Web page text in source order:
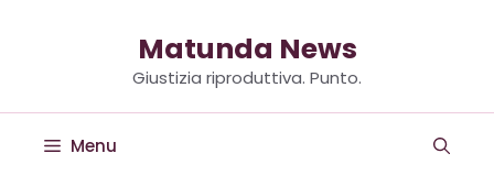
Matunda News
Giustizia riproduttiva. Punto.
Menu